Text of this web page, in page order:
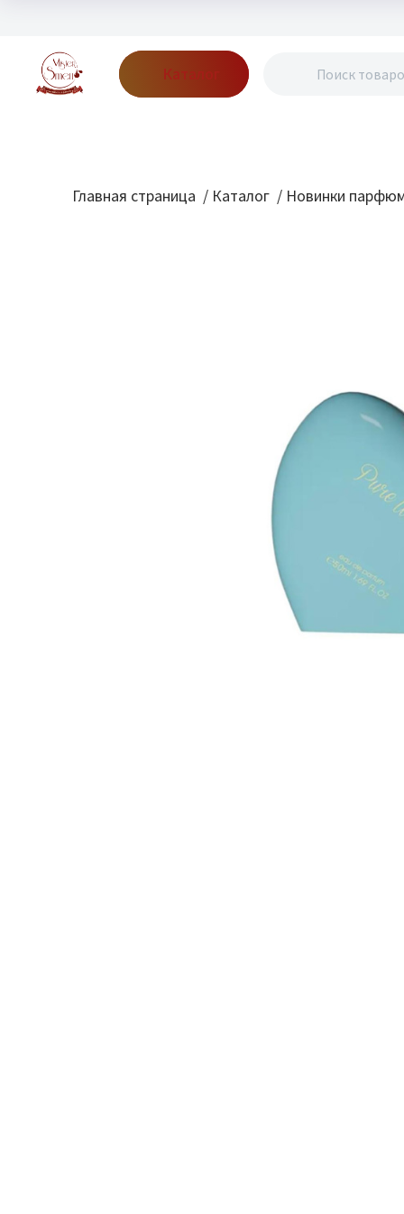
Каталог
Главная страница / Каталог / Новинки